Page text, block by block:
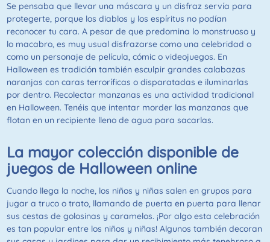
Se pensaba que llevar una máscara y un disfraz servía para
protegerte, porque los diablos y los espíritus no podían
reconocer tu cara. A pesar de que predomina lo monstruoso y
lo macabro, es muy usual disfrazarse como una celebridad o
como un personaje de película, cómic o videojuegos. En
Halloween es tradición también esculpir grandes calabazas
naranjas con caras terroríficas o disparatadas e iluminarlas
por dentro. Recolectar manzanas es una actividad tradicional
en Halloween. Tenéis que intentar morder las manzanas que
flotan en un recipiente lleno de agua para sacarlas.
La mayor colección disponible de
juegos de Halloween online
Cuando llega la noche, los niños y niñas salen en grupos para
jugar a truco o trato, llamando de puerta en puerta para llenar
sus cestas de golosinas y caramelos. ¡Por algo esta celebración
es tan popular entre los niños y niñas! Algunos también decoran